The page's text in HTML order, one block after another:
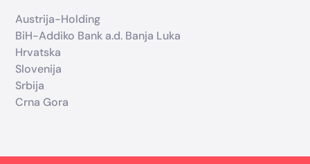
Austrija-Holding
BiH-Addiko Bank a.d. Banja Luka
Hrvatska
Slovenija
Srbija
Crna Gora